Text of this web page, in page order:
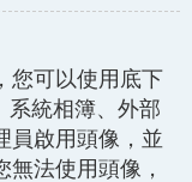
您可以使用底下
系統相簿、外部
員啟用頭像，並
法使用頭像，